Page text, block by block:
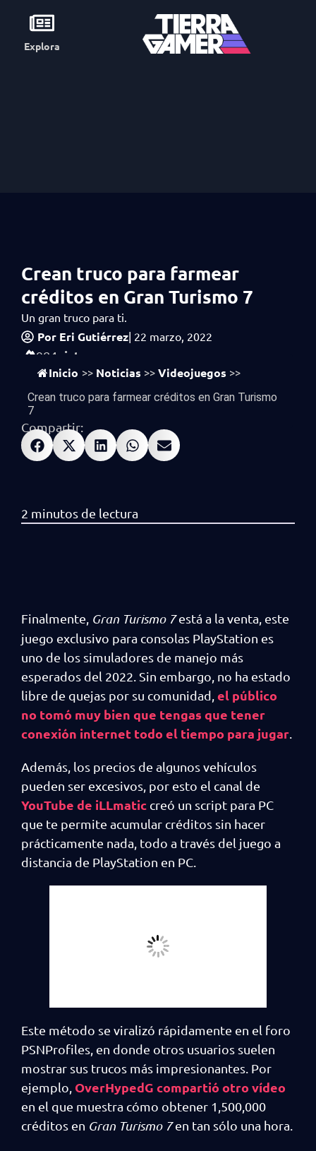
Explora
Crean truco para farmear
créditos en Gran Turismo 7
Un gran truco para ti.
Por Eri Gutiérrez| 22 marzo, 2022
984 vistas
Inicio >> Noticias >> Videojuegos >>
Crean truco para farmear créditos en Gran Turismo
7
Compartir:
Finalmente, Gran Turismo 7está a la venta, este
juego exclusivo para consolas PlayStation es
uno de los simuladores de manejo más
esperados del 2022. Sin embargo, no ha estado
libre de quejas por su comunidad, el público
no tomó muy bien que tengas que tener
conexión internet todo el tiempo para jugar
Además, los precios de algunos vehículos
pueden ser excesivos, por esto el canal de
YouTube de iLLmatic creó un script para PC
que te permite acumular créditos sin hacer
prácticamente nada, todo a través del juego a
distancia de PlayStation en PC.
Este método se viralizó rápidamente en el foro
PSNProfiles, en donde otros usuarios suelen
mostrar sus trucos más impresionantes. Por
ejemplo, OverHypedG compartió otro vídeo
en el que muestra cómo obtener 1,500,000
créditos en Gran Turismo 7en tan sólo una hora.